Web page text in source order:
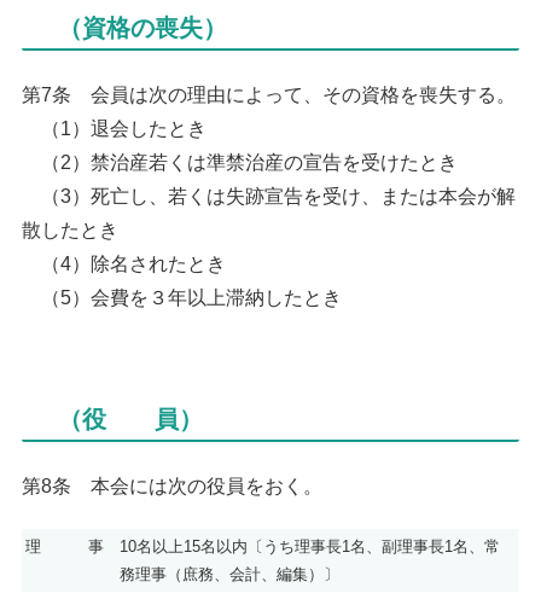
（資格の喪失）
第7条 会員は次の理由によって、その資格を喪失する。
（1）退会したとき
（2）禁治産若くは準禁治産の宣告を受けたとき
（3）死亡し、若くは失跡宣告を受け、または本会が解
散したとき
（4）除名されたとき
（5）会費を３年以上滞納したとき
（役 員）
第8条 本会には次の役員をおく。
理 事
10名以上15名以内〔うち理事長1名、副理事長1名、常
務理事（庶務、会計、編集）〕